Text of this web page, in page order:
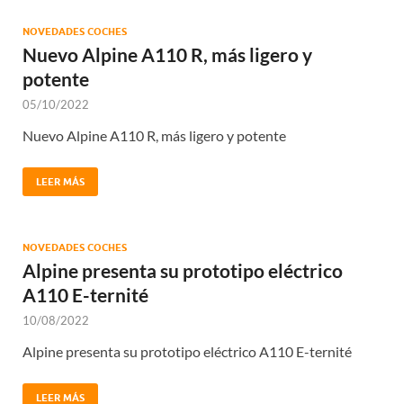
NOVEDADES COCHES
Nuevo Alpine A110 R, más ligero y
potente
05/10/2022
Nuevo Alpine A110 R, más ligero y potente
LEER MÁS
NOVEDADES COCHES
Alpine presenta su prototipo eléctrico
A110 E-ternité
10/08/2022
Alpine presenta su prototipo eléctrico A110 E-ternité
LEER MÁS